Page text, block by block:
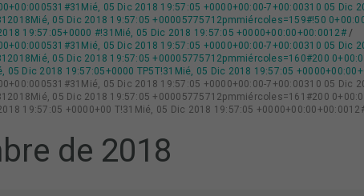
05 Dic 2018 19:57:05 +0000+00:00-7+00:00310 05 Dic
05 Dic 2018 19:57:05 +00005775712pmmiércoles=159#!50
19:57:05+0000 #!31Mié, 05 Dic 2018 19:57:05 +0000+00:00+00:0012#
05 Dic 2018 19:57:05 +0000+00:00-7+00:00310 05 Dic
05 Dic 2018 19:57:05 +00005775712pmmiércoles=160#200
05 Dic 2018 19:57:05+0000 TP5T!31Mié, 05 Dic 2018 19:57:05
05 Dic 2018 19:57:05 +0000+00:00-7+00:00310 05 Dic
05 Dic 2018 19:57:05 +00005775712pmmiércoles=161#200
19:57:05 +0000+00 T!31Mié, 05 Dic 2018 19:57:05
de 2018